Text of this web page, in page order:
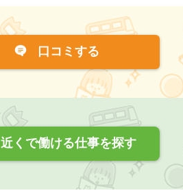
口コミする
近くで働ける仕事を探す